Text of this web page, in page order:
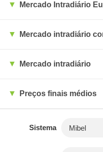
Mercado Intradiário
Mercado intradiário
Mercado intradiário
Preços finais médios
Sistema